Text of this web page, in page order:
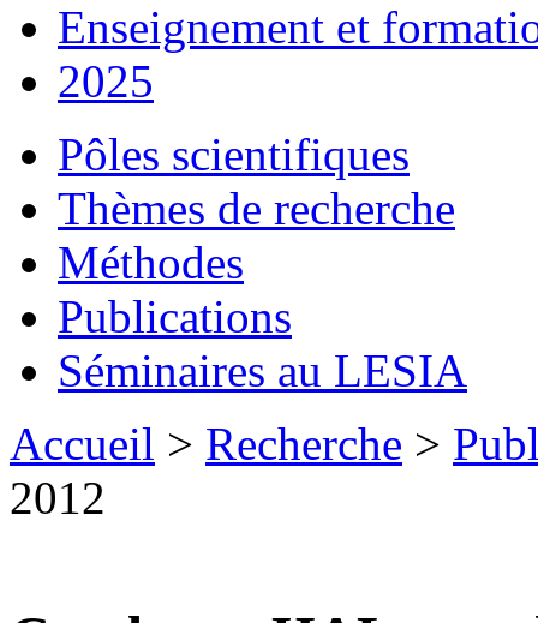
Enseignement et
2025
Pôles scientifiques
Thèmes de recherche
Méthodes
Publications
Séminaires au LESIA
Accueil > Recherche >
2012